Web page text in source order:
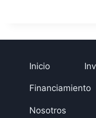
Inicio
Financiamiento
Nosotros